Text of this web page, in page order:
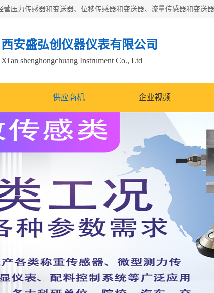
西安盛弘创仪器仪表有限公司
Xi'an shenghongchuang Instrument Co., Ltd
供应商机 企业视频